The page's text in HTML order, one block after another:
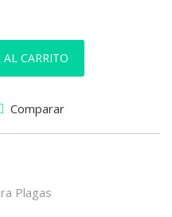
CARRITO
Comparar
Plagas